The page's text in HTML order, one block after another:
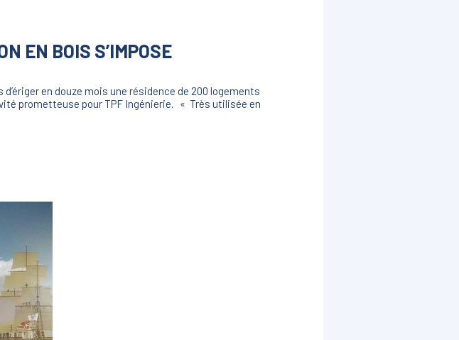
EN BOIS S’IMPOSE
en douze mois une résidence de 200 logements
prometteuse pour TPF Ingénierie. « Très utilisée en